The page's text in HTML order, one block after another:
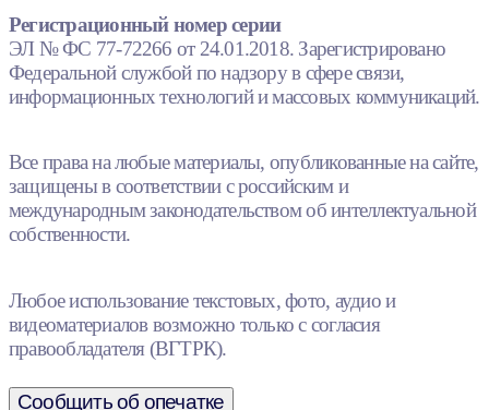
Регистрационный номер серии
ЭЛ № ФС 77-72266 от 24.01.2018. Зарегистрировано
Федеральной службой по надзору в сфере связи,
информационных технологий и массовых коммуникаций.
Все права на любые материалы, опубликованные на сайте,
защищены в соответствии с российским и
международным законодательством об интеллектуальной
собственности.
Любое использование текстовых, фото, аудио и
видеоматериалов возможно только с согласия
правообладателя (ВГТРК).
Сообщить об опечатке